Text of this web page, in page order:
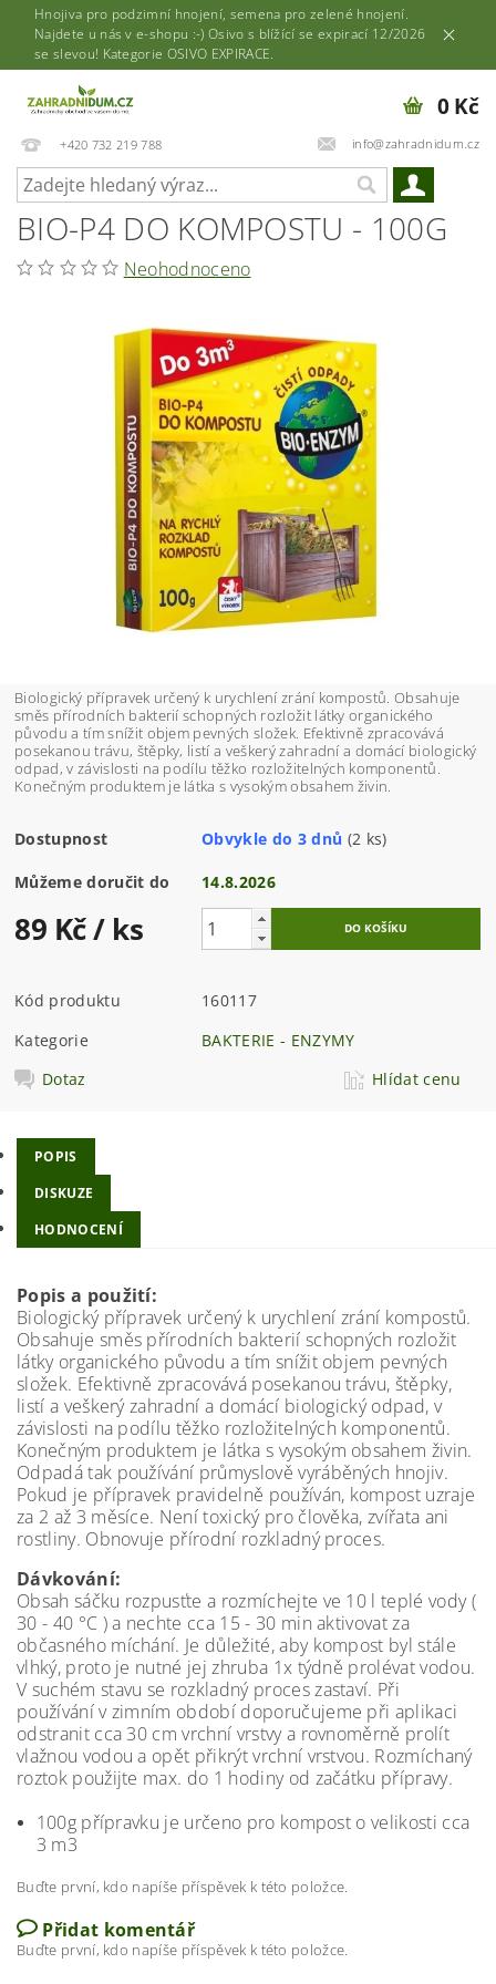
Hnojiva pro podzimní hnojení, semena pro zelené hnojení.
Najdete u nás v e-shopu :-) Osivo s blížící se expirací 12/2026
se slevou! Kategorie OSIVO EXPIRACE.
+420 732 219 788 info@zahradnidum.cz
0 Kč
BIO-P4 DO KOMPOSTU - 100G
Neohodnoceno
Biologický přípravek určený k urychlení zrání kompostů. Obsahuje
směs přírodních bakterií schopných rozložit látky organického
původu a tím snížit objem pevných složek. Efektivně zpracovává
posekanou trávu, štěpky, listí a veškerý zahradní a domácí biologický
odpad, v závislosti na podílu těžko rozložitelných komponentů.
Konečným produktem je látka s vysokým obsahem živin.
Dostupnost Obvykle do 3 dnů (2 ks)
Můžeme doručit do 14.8.2026
89 Kč/ ks
Kód produktu
160117
Kategorie
BAKTERIE - ENZYMY
Dotaz
Hlídat cenu
POPIS
DISKUZE
HODNOCENÍ
Popis a použití:
Biologický přípravek určený k urychlení zrání kompostů.
Obsahuje směs přírodních bakterií schopných rozložit
látky organického původu a tím snížit objem pevných
složek. Efektivně zpracovává posekanou trávu, štěpky,
listí a veškerý zahradní a domácí biologický odpad, v
závislosti na podílu těžko rozložitelných komponentů.
Konečným produktem je látka s vysokým obsahem živin.
Odpadá tak používání průmyslově vyráběných hnojiv.
Pokud je přípravek pravidelně používán, kompost uzraje
za 2 až 3 měsíce. Není toxický pro člověka, zvířata ani
rostliny. Obnovuje přírodní rozkladný proces.
Dávkování:
Obsah sáčku rozpusťte a rozmíchejte ve 10 l teplé vody (
30 - 40 °C ) a nechte cca 15 - 30 min aktivovat za
občasného míchání. Je důležité, aby kompost byl stále
vlhký, proto je nutné jej zhruba 1x týdně prolévat vodou.
V suchém stavu se rozkladný proces zastaví. Při
používání v zimním období doporučujeme při aplikaci
odstranit cca 30 cm vrchní vrstvy a rovnoměrně prolít
vlažnou vodou a opět přikrýt vrchní vrstvou. Rozmíchaný
roztok použijte max. do 1 hodiny od začátku přípravy.
100g přípravku je určeno pro kompost o velikosti cca
3 m3
Buďte první, kdo napíše příspěvek k této položce.
Přidat komentář
Buďte první, kdo napíše příspěvek k této položce.